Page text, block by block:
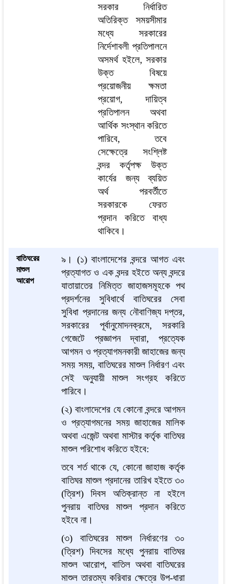
সরকার নির্ধারিত
অতিরিক্ত সময়সীমার
মধ্যে সরকারের
নির্দেশাবলী প্রতিপালনে
অসমর্থ হইলে, সরকার
উক্ত বিষয়ে
প্রয়োজনীয় ক্ষমতা
প্রয়োগ, দায়িত্ব
প্রতিপালন অথবা
আর্থিক সংস্থান করিতে
পারিবে, তবে
সেক্ষেত্রে সংশ্লিষ্ট
বন্দর কর্তৃপক্ষ উক্ত
কার্যের জন্য ব্যয়িত
অর্থ পরবর্তীতে
সরকারকে ফেরত
প্রদান করিতে বাধ্য
থাকিবে।
বাতিঘরের
মাশুল
আরোপ
৯। (১) বাংলাদেশের বন্দরে আগত এবং
প্রত্যাগত ও এক বন্দর হইতে অন্য বন্দরে
যাতায়াতের নিমিত্ত জাহাজসমূহকে পথ
প্রদর্শনের সুবিধার্থে বাতিঘরের সেবা
সুবিধা প্রদানের জন্য নৌবাণিজ্য দপ্তর,
সরকারের পূর্বানুমোদনক্রমে, সরকারি
গেজেটে প্রজ্ঞাপন দ্বারা, প্রত্যেক
আগমন ও প্রত্যাগমনকারী জাহাজের জন্য
সময় সময়, বাতিঘরের মাশুল নির্ধারণ এবং
সেই অনুযায়ী মাশুল সংগ্রহ করিতে
পারিবে।
(২) বাংলাদেশের যে কোনো বন্দরে আগমন
ও প্রত্যাগমনের সময় জাহাজের মালিক
অথবা এজেন্ট অথবা মাস্টার কর্তৃক বাতিঘর
মাশুল পরিশোধ করিতে হইবে:
তবে শর্ত থাকে যে, কোনো জাহাজ কর্তৃক
বাতিঘর মাশুল প্রদানের তারিখ হইতে ৩০
(ত্রিশ)দিবস অতিক্রান্ত না হইলে
পুনরায় বাতিঘর মাশুল প্রদান করিতে
হইবে না ।
(৩) বাতিঘরের মাশুল নির্ধারণের ৩০
(ত্রিশ) দিবসের মধ্যে পুনরায় বাতিঘর
মাশুল আরোপ, বাতিল অথবা বাতিঘরের
মাশুল তারতম্য করিবার ক্ষেত্রে উপ-ধারা